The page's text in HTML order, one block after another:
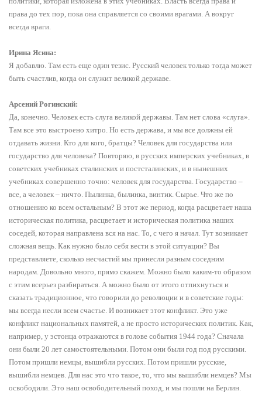
Ирина Ясина:
Я добавлю. Там есть еще один тезис. Русский человек только тогда может
быть счастлив, когда он служит великой державе.
Арсений Рогинский:
Да, конечно. Человек есть слуга великой державы. Там нет слова «слуга».
Там все это выстроено хитро. Но есть держава, и мы все должны ей
отдавать жизни. Кто для кого, братцы? Человек для государства или
государство для человека? Повторяю, в русских имперских учебниках, в
советских учебниках сталинских и постсталинских, и в нынешних
учебниках совершенно точно: человек для государства. Государство –
все, а человек – ничто. Пылинка, былинка, винтик. Сырье. Что же по
отношению ко всем остальным? В этот же период, когда расцветает наша
историческая политика, расцветает и историческая политика наших
соседей, которая направлена вся на нас. То, с чего я начал. Тут возникает
сложная вещь. Как нужно было себя вести в этой ситуации? Вы
представляете, сколько несчастий мы принесли разным соседним
народам. Довольно много, прямо скажем. Можно было каким-то образом
с этим всерьез разбираться. А можно было от этого отпихнуться и
сказать традиционное, что говорили до революции и в советские годы:
мы всегда несли всем счастье. И возникает этот конфликт. Это уже
конфликт национальных памятей, а не просто исторических политик. Как,
например, у эстонца отражаются в голове события 1944 года? Сначала
они были 20 лет самостоятельными. Потом они были год под русскими.
Потом пришли немцы, вышибли русских. Потом пришли русские,
вышибли немцев. Для нас это что такое, то, что мы вышибли немцев? Мы
освободили. Это наш освободительный поход, и мы пошли на Берлин.